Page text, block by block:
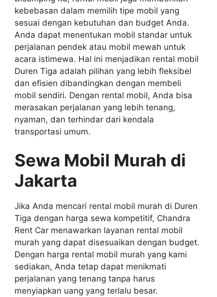
kebebasan dalam memilih tipe mobil yang
sesuai dengan kebutuhan dan budget Anda.
Anda dapat menentukan mobil standar untuk
perjalanan pendek atau mobil mewah untuk
acara istimewa. Hal ini menjadikan rental mobil
Duren Tiga adalah pilihan yang lebih fleksibel
dan efisien dibandingkan dengan membeli
mobil sendiri. Dengan rental mobil, Anda bisa
merasakan perjalanan yang lebih tenang,
nyaman, dan terhindar dari kendala
transportasi umum.
Sewa Mobil Murah di
Jakarta
Jika Anda mencari rental mobil murah di Duren
Tiga dengan harga sewa kompetitif, Chandra
Rent Car menawarkan layanan rental mobil
murah yang dapat disesuaikan dengan budget.
Dengan harga rental mobil murah yang kami
sediakan, Anda tetap dapat menikmati
perjalanan yang tenang tanpa harus
menyiapkan uang yang terlalu besar.